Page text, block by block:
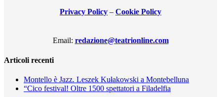
Privacy Policy – Cookie Policy
Email: redazione@teatrionline.com
Articoli recenti
Montello è Jazz. Leszek Kułakowski a Montebelluna
“Cico festival! Oltre 1500 spettatori a Filadelfia